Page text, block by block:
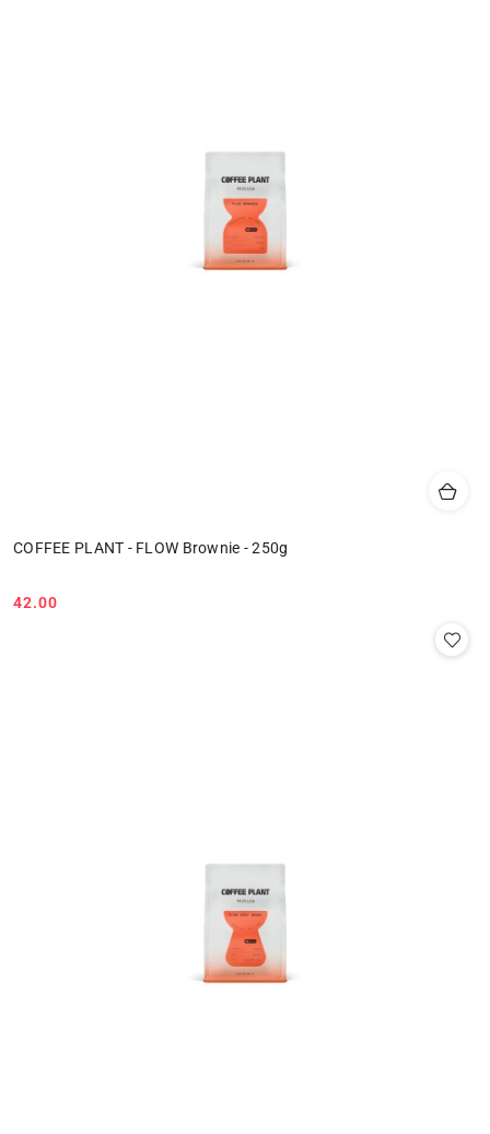
COFFEE PLANT - FLOW Brownie - 250g
Cena:
42.00